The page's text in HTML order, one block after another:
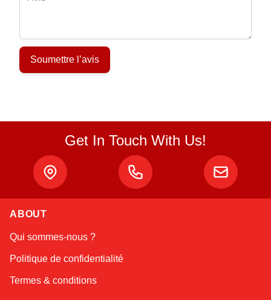
Soumettre l’avis
Get In Touch With Us!
ABOUT
Qui sommes-nous ?
Politique de confidentialité
Termes & conditions